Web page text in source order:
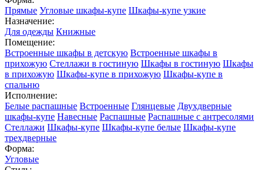
Прямые Угловые шкафы-купе Шкафы-купе узкие
Назначение:
Для одежды Книжные
Помещение:
Встроенные шкафы в детскую Встроенные шкафы в
прихожую Стеллажи в гостиную Шкафы в гостиную Шкафы
в прихожую Шкафы-купе в прихожую Шкафы-купе в
спальню
Исполнение:
Белые распашные Встроенные Глянцевые Двухдверные
шкафы-купе Навесные Распашные Распашные с антресолями
Стеллажи Шкафы-купе Шкафы-купе белые Шкафы-купе
трехдверные
Форма:
Угловые